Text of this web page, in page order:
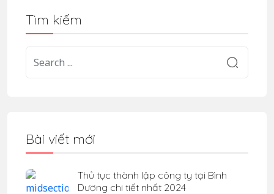
Tìm kiếm
Bài viết mới
Thủ tục thành lập công ty tại Bình
Dương chi tiết nhất 2024